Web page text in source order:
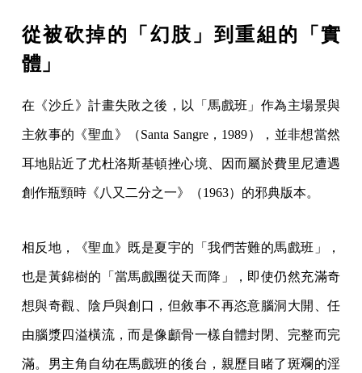
從被砍掉的「幻肢」到重組的「實
體」
在《沙丘》計畫失敗之後，以「馬戲班」作為主場景與
主敘事的《聖血》（Santa Sangre，1989），並非想當然
耳地貼近了尤杜洛斯基頓挫心境、因而屬於費里尼遭遇
創作瓶頸時《八又二分之一》（1963）的邪典版本。
相反地，《聖血》既是夏宇的「我們苦難的馬戲班」，
也是黃錦樹的「當馬戲團從天而降」，即使仍然充滿奇
想與奇觀、陰戶與創口，但敘事不再恣意腦洞大開、任
由腦漿四溢橫流，而是像顱骨一樣自體封閉、完整而完
滿。男主角自幼在馬戲班的後台，親歷目睹了斑斕的淫